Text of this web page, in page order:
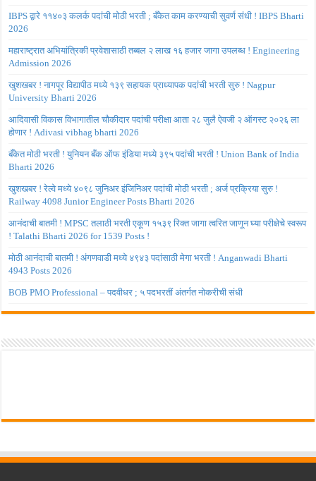
IBPS द्वारे ११४०३ कलर्क पदांची मोठी भरती ; बँकेत काम करण्याची सुवर्ण संधी ! IBPS Bharti
2026
महाराष्ट्रात अभियांत्रिकी प्रवेशासाठी तब्बल २ लाख १६ हजार जागा उपलब्ध ! Engineering
Admission 2026
खुशखबर ! नागपूर विद्यापीठ मध्ये १३९ सहायक प्राध्यापक पदांची भरती सुरु ! Nagpur
University Bharti 2026
आदिवासी विकास विभागातील चौकीदार पदांची परीक्षा आता २८ जुलै ऐवजी २ ऑगस्ट २०२६ ला
होणार ! Adivasi vibhag bharti 2026
बँकेत मोठी भरती ! युनियन बँक ऑफ इंडिया मध्ये ३९५ पदांची भरती ! Union Bank of India
Bharti 2026
खुशखबर ! रेल्वे मध्ये ४०९८ जुनिअर इंजिनिअर पदांची मोठी भरती ; अर्ज प्रक्रिया सुरु !
Railway 4098 Junior Engineer Posts Bharti 2026
आनंदाची बातमी ! MPSC तलाठी भरती एकूण १५३९ रिक्त जागा त्वरित जाणून घ्या परीक्षेचे स्वरूप
! Talathi Bharti 2026 for 1539 Posts !
मोठी आनंदाची बातमी ! अंगणवाडी मध्ये ४९४३ पदांसाठी मेगा भरती ! Anganwadi Bharti
4943 Posts 2026
BOB PMO Professional – पदवीधर ; ५ पदभरतीं अंतर्गत नोकरीची संधी